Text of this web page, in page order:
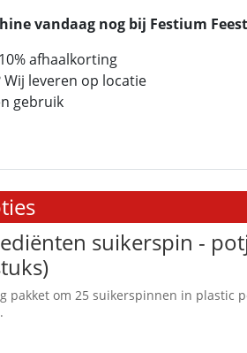
vandaag nog bij Festium
afhaalkorting
leveren op locatie
gebruik
suikerspin -
pakket om 25 suikerspinnen in plastic